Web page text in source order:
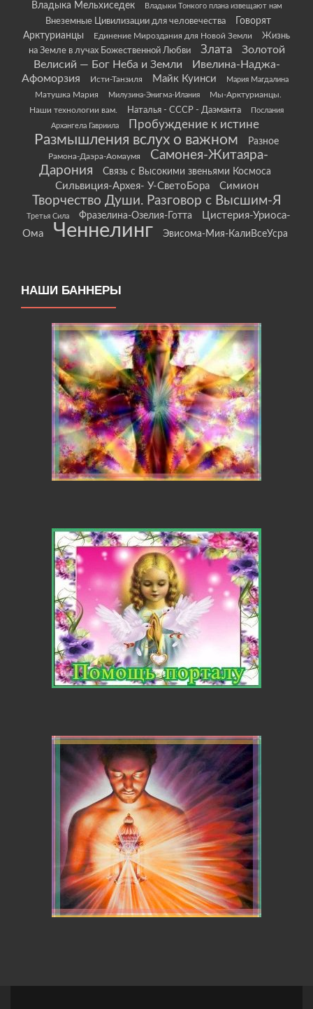
Владыка Мельхиседек Владыки Тонкого плана извещают нам
Внеземные Цивилизации для человечества
Говорят
Арктурианцы
Единение Мироздания для Новой Земли
Жизнь
на Земле в лучах Божественной Любви
Злата
Золотой
Велисий — Бог Неба и Земли
Ивелина-Наджа-
Афоморзия
Исти-Танзиля Майк Куинси Мария Магдалина
Матушка Мария Милузина-Энигма-Илания
Мы-Арктурианцы.
Наши технологии вам.
Наталья - СССР - Даэманта
Послания
Архангела Гавриила
Пробуждение к истине
Размышления вслух о важном Разное
Рамона-Даэра-Аомаумя
Самонея-Житаяра-
Дарония
Связь с Высокими звеньями Космоса
Сильвиция-Архея- У-СветоБора Симион
Творчество Души. Разговор с Высшим-Я
Третья Сила Фразелина-Озелия-Готта
Цистерия-Уриоса-
Ома
Ченнелинг Эвисома-Мия-КалиВсеУсра
НАШИ БАННЕРЫ